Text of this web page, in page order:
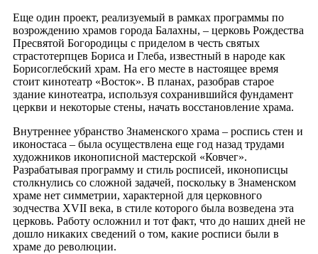
Еще один проект, реализуемый в рамках программы по
возрождению храмов города Балахны, – церковь Рождества
Пресвятой Богородицы с приделом в честь святых
страстотерпцев Бориса и Глеба, известный в народе как
Борисоглебский храм. На его месте в настоящее время
стоит кинотеатр «Восток». В планах, разобрав старое
здание кинотеатра, используя сохранившийся фундамент
церкви и некоторые стены, начать восстановление храма.
Внутреннее убранство Знаменского храма – роспись стен и
иконостаса – была осуществлена еще год назад трудами
художников иконописной мастерской «Ковчег».
Разрабатывая программу и стиль росписей, иконописцы
столкнулись со сложной задачей, поскольку в Знаменском
храме нет симметрии, характерной для церковного
зодчества XVII века, в стиле которого была возведена эта
церковь. Работу осложнил и тот факт, что до наших дней не
дошло никаких сведений о том, какие росписи были в
храме до революции.